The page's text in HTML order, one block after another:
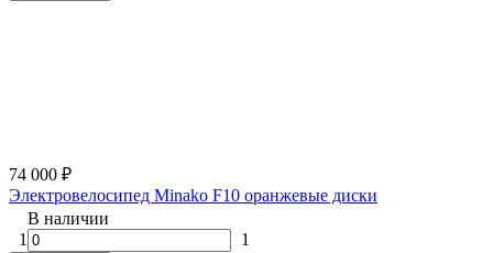
74 000 ₽
Электровелосипед Minako F10 оранжевые диски
В наличии
1
1